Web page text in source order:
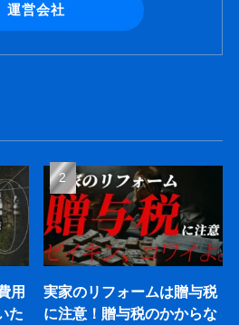
運営会社
用
た
実家のリフォームは贈与税
に注意！贈与税のかからな